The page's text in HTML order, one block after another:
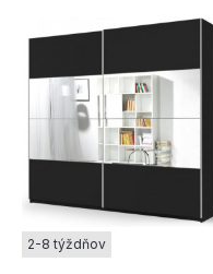
2-8 týždňov